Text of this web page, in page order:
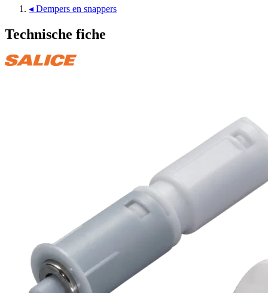
◂ Dempers en snappers
Technische fiche